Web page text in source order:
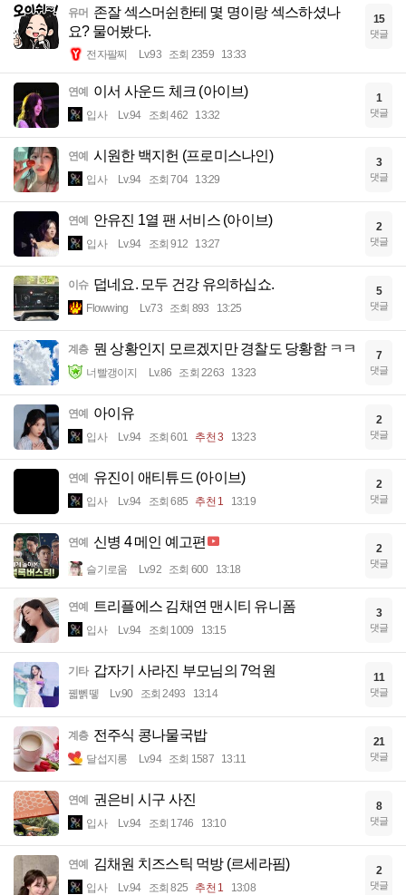
유머 존잘 섹스머쉰한테 몇 명이랑 섹스하셨나
요? 물어봤다.
전자팔찌 Lv.93 조회 2359 13:33
15
댓글
연예 이서 사운드 체크 (아이브)
입사 Lv.94 조회 462 13:32
1
댓글
연예 시원한 백지헌 (프로미스나인)
입사 Lv.94 조회 704 13:29
3
댓글
연예 안유진 1열 팬 서비스 (아이브)
입사 Lv.94 조회 912 13:27
2
댓글
이슈 덥네요. 모두 건강 유의하십쇼.
Flowwing Lv.73 조회 893 13:25
5
댓글
계층 뭔 상황인지 모르겠지만 경찰도 당황함 ㅋㅋ
너빨갱이지 Lv.86 조회 2263 13:23
7
댓글
연예 아이유
입사 Lv.94 조회 601 추천 3 13:23
2
댓글
연예 유진이 애티튜드 (아이브)
입사 Lv.94 조회 685 추천 1 13:19
2
댓글
연예 신병 4 메인 예고편
슬기로움 Lv.92 조회 600 13:18
2
댓글
연예 트리플에스 김채연 맨시티 유니폼
입사 Lv.94 조회 1009 13:15
3
댓글
기타 갑자기 사라진 부모님의 7억원
꿻뻵뗗 Lv.90 조회 2493 13:14
11
댓글
계층 전주식 콩나물국밥
달섭지롱 Lv.94 조회 1587 13:11
21
댓글
연예 권은비 시구 사진
입사 Lv.94 조회 1746 13:10
8
댓글
연예 김채원 치즈스틱 먹방 (르세라핌)
입사 Lv.94 조회 825 추천 1 13:08
2
댓글